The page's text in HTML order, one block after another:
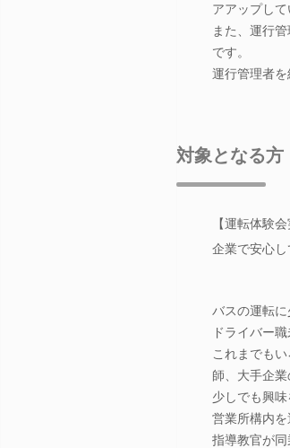
アアップし
また、運行
です。
運行管理者
対象となる方
【運転体験
企業で安心
バスの運転に
ドライバー
これまでも
師、大手企業
少しでも興
営業所構内を
指導教官が